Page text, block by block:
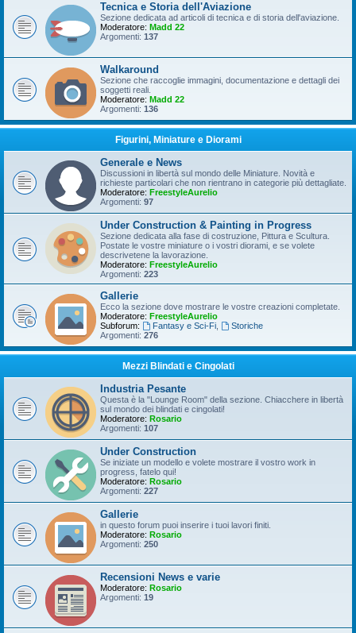
Tecnica e Storia dell'Aviazione
Sezione dedicata ad articoli di tecnica e di storia dell'aviazione.
Moderatore: Madd 22
Argomenti: 137
Walkaround
Sezione che raccoglie immagini, documentazione e dettagli dei
soggetti reali.
Moderatore: Madd 22
Argomenti: 136
Figurini, Miniature e Diorami
Generale e News
Discussioni in libertà sul mondo delle Miniature. Novità e
richieste particolari che non rientrano in categorie più dettagliate.
Moderatore: FreestyleAurelio
Argomenti: 97
Under Construction & Painting in Progress
Sezione dedicata alla fase di costruzione, Pittura e Scultura.
Postate le vostre miniature o i vostri diorami, e se volete
descrivetene la lavorazione.
Moderatore: FreestyleAurelio
Argomenti: 223
Gallerie
Ecco la sezione dove mostrare le vostre creazioni completate.
Moderatore: FreestyleAurelio
Subforum:
Fantasy e Sci-Fi,
Storiche
Argomenti: 276
Mezzi Blindati e Cingolati
Industria Pesante
Questa è la "Lounge Room" della sezione. Chiacchere in libertà
sul mondo dei blindati e cingolati!
Moderatore: Rosario
Argomenti: 107
Under Construction
Se iniziate un modello e volete mostrare il vostro work in
progress, fatelo qui!
Moderatore: Rosario
Argomenti: 227
Gallerie
in questo forum puoi inserire i tuoi lavori finiti.
Moderatore: Rosario
Argomenti: 250
Recensioni News e varie
Moderatore: Rosario
Argomenti: 19